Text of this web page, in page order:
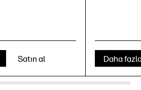
Satın al Daha